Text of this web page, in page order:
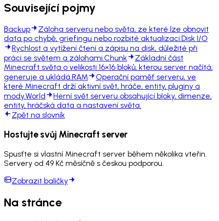
Související pojmy
Backup
Záloha serveru nebo světa, ze které lze obnovit
data po chybě, griefingu nebo rozbité aktualizaci.Disk I/O
Rychlost a vytížení čtení a zápisu na disk, důležité při
práci se světem a zálohami.Chunk
Základní část
Minecraft světa o velikosti 16×16 bloků, kterou server načítá,
generuje a ukládá.RAM
Operační paměť serveru, ve
které Minecraft drží aktivní svět, hráče, entity, pluginy a
mody.World
Herní svět serveru obsahující bloky, dimenze,
entity, hráčská data a nastavení světa.
Zpět na slovník
Hostujte svůj Minecraft server
Spusťte si vlastní Minecraft server během několika vteřin.
Servery od 49 Kč měsíčně s českou podporou.
Zobrazit balíčky
Na stránce